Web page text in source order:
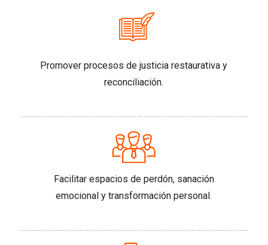
Promover procesos de justicia restaurativa y
reconciliación.
Facilitar espacios de perdón, sanación
emocional y transformación personal.